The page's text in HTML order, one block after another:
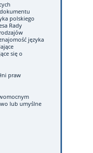
polskiego
Rady
języka
się o
praw
lub umyślne